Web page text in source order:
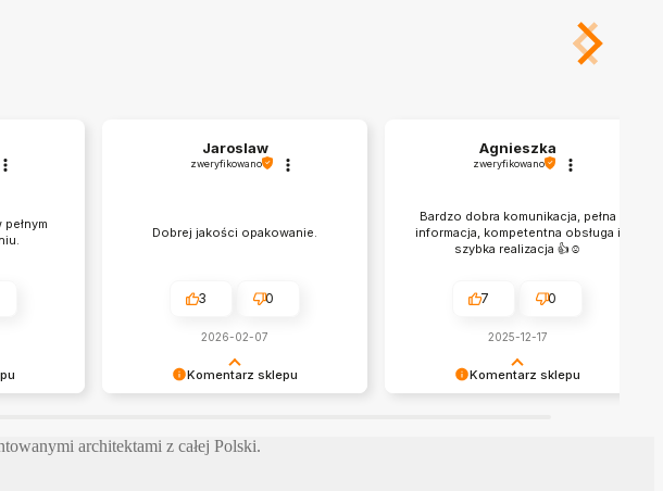
w
Komentarz sklepu
odpowiednie zabezpieczenie lamp
Jaroslaw
zweryfikowano
Dobrej jakości opakowanie.
3 0
2026-02-07
Komentarz sklepu
Agnieszka
zweryfikowano
Bardzo dobra komunikacja, pełna
informacja, kompetentna obsługa i
szybka realizacja 👍☺️
7 0
2025-12-17
architektami z całej Polski.